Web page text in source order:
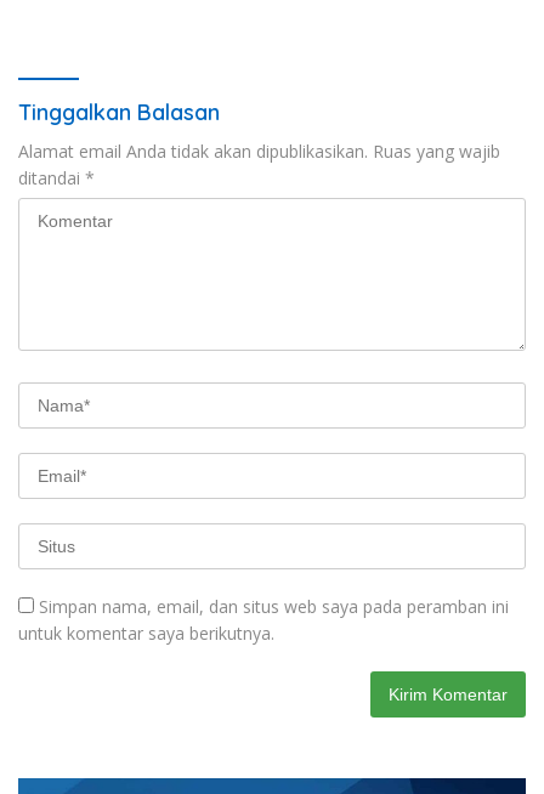
Tinggalkan Balasan
Alamat email Anda tidak akan dipublikasikan. Ruas yang wajib
ditandai *
Simpan nama, email, dan situs web saya pada peramban ini
untuk komentar saya berikutnya.